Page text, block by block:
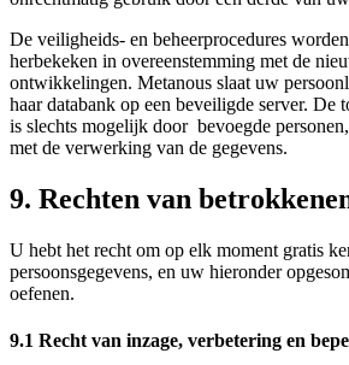
De veiligheids- en beheerprocedures
herbekeken in overeenstemming met de
ontwikkelingen. Metanous slaat uw
haar databank op een beveiligde server. De
is slechts mogelijk door bevoegde
met de verwerking van de gegevens.
9. Rechten van
U hebt het recht om op elk moment gratis
persoonsgegevens, en uw hieronder
oefenen.
9.1 Recht van inzage, verbetering en